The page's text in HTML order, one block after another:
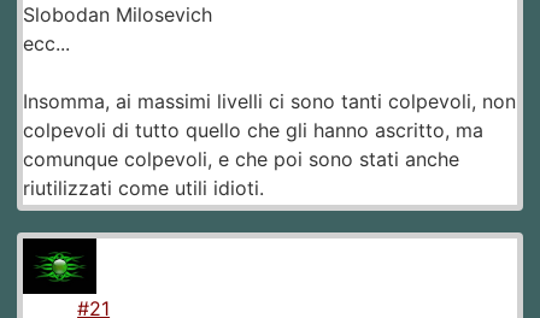
Slobodan Milosevich
ecc...
Insomma, ai massimi livelli ci sono tanti colpevoli, non
colpevoli di tutto quello che gli hanno ascritto, ma
comunque colpevoli, e che poi sono stati anche
riutilizzati come utili idioti.
#21